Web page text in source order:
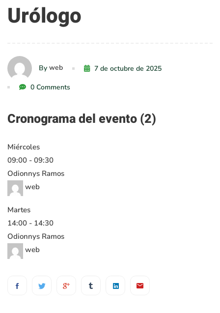
Urólogo
Urólogo
By web 7 de octubre de 2025
0 Comments
Cronograma del evento (2)
Miércoles
09:00 - 09:30
Odionnys Ramos
web
Martes
14:00 - 14:30
Odionnys Ramos
web